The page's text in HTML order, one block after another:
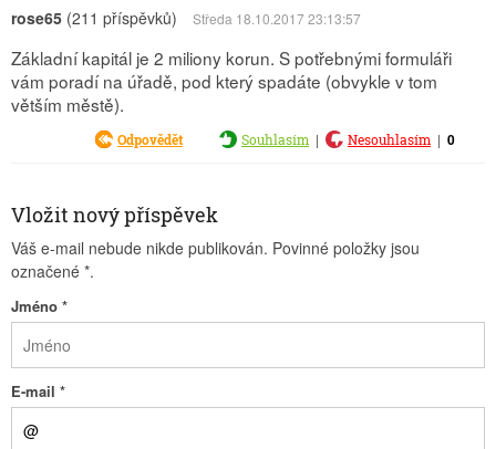
rose65 (211 příspěvků) Středa 18.10.2017 23:13:57
Základní kapitál je 2 miliony korun. S potřebnými formuláři
vám poradí na úřadě, pod který spadáte (obvykle v tom
větším městě).
Odpovědět Souhlasím | Nesouhlasím | 0
Vložit nový příspěvek
Váš e-mail nebude nikde publikován. Povinné položky jsou
označené *.
Jméno *
E-mail *